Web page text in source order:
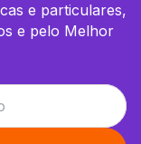
e particulares,
e pelo Melhor